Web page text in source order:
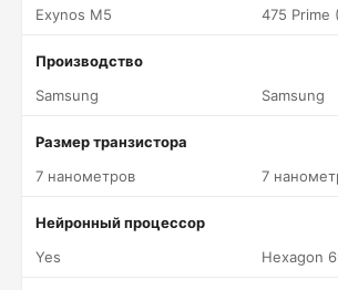
Exynos M5
475 Prime
Производство
Samsung
Samsung
Размер транзистора
7 нанометров
7
Нейронный процессор
Yes
Hexagon